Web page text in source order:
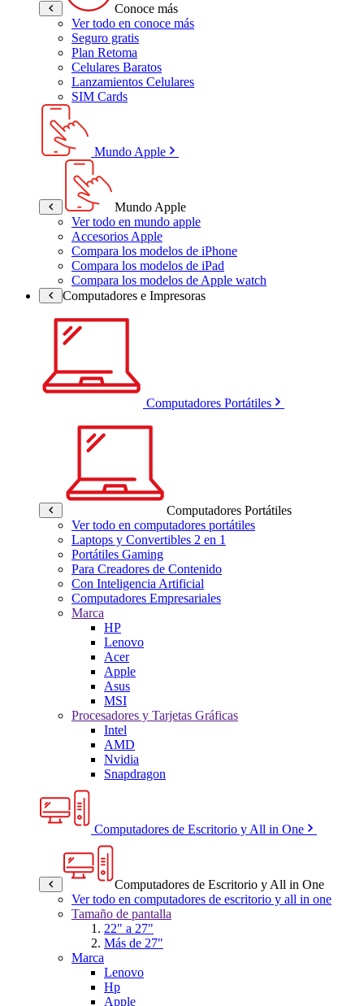
Conoce más
Ver todo en conoce más
Seguro gratis
Plan Retoma
Celulares Baratos
Lanzamientos Celulares
SIM Cards
Mundo Apple
Mundo Apple
Ver todo en mundo apple
Accesorios Apple
Compara los modelos de iPhone
Compara los modelos de iPad
Compara los modelos de Apple watch
Computadores e Impresoras
Computadores Portátiles
Computadores Portátiles
Ver todo en computadores portátiles
Laptops y Convertibles 2 en 1
Portátiles Gaming
Para Creadores de Contenido
Con Inteligencia Artificial
Computadores Empresariales
Marca
HP
Lenovo
Acer
Apple
Asus
MSI
Procesadores y Tarjetas Gráficas
Intel
AMD
Nvidia
Snapdragon
Computadores de Escritorio y All in One
Computadores de Escritorio y All in One
Ver todo en computadores de escritorio y all in one
Tamaño de pantalla
22" a 27"
Más de 27"
Marca
Lenovo
Hp
Apple